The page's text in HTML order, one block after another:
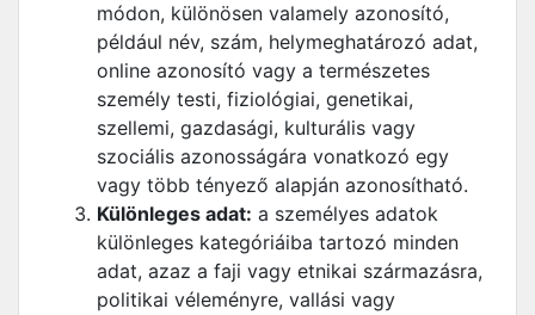
módon, különösen valamely azonosító,
például név, szám, helymeghatározó adat,
online azonosító vagy a természetes
személy testi, fiziológiai, genetikai,
szellemi, gazdasági, kulturális vagy
szociális azonosságára vonatkozó egy
vagy több tényező alapján azonosítható.
Különleges adat: a személyes adatok
különleges kategóriáiba tartozó minden
adat, azaz a faji vagy etnikai származásra,
politikai véleményre, vallási vagy